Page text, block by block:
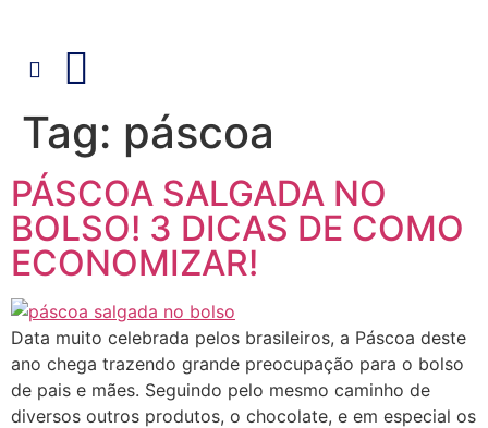
Tag: páscoa
PÁSCOA SALGADA NO
BOLSO! 3 DICAS DE COMO
ECONOMIZAR!
Data muito celebrada pelos brasileiros, a Páscoa deste
ano chega trazendo grande preocupação para o bolso
de pais e mães. Seguindo pelo mesmo caminho de
diversos outros produtos, o chocolate, e em especial os